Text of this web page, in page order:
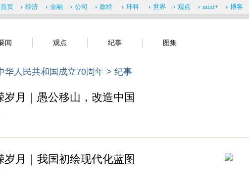
页 经济 金融 公司 政经 环科 世界 观点 mini+ 博客
闻 观点 纪事 图集
华人民共和国成立70周年 > 纪事
岁月｜愚公移山，改造中国
岁月｜我国初绘现代化蓝图